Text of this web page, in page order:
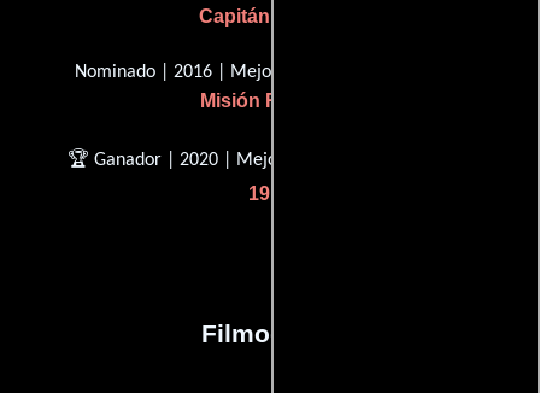
Capitán Phillips
Nominado | 2016 | Mejor mezcla de sonido
Misión Rescate
🏆 Ganador | 2020 | Mejor mezcla de sonido
1917
Filmografía